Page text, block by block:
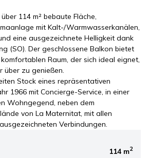
114 m² bebaute Fläche,
mit Kalt-/Warmwasserkanälen,
eine ausgezeichnete Helligkeit dank
(SO). Der geschlossene Balkon bietet
Raum, der sich ideal eignet,
über zu genießen.
Stock eines repräsentativen
1966 mit Concierge-Service, in einer
Wohngegend, neben dem
von La Maternitat, mit allen
Verbindungen.
114 m2